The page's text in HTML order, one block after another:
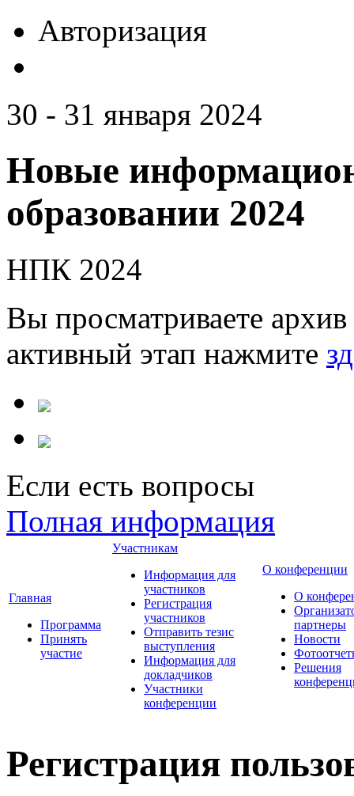
Авторизация
30 - 31 января 2024
Новые
образовании 2024
НПК 2024
Вы просматриваете
активный этап нажмите
Если есть вопросы
Полная информация
Главная
Программа
Принять
участие
Участникам
Информация для
участников
Регистрация
участников
Отправить тезис
выступления
Информация для
докладчиков
Участники
конференции
О конференции
О
партнеры
Новости
Решения
Регистрация